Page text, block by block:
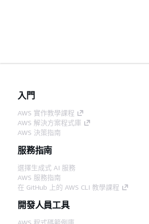
入門
AWS 實作教學課程
AWS 解決方案程式庫
AWS 決策指南
服務指南
選擇生成式 AI 服務
AWS 服務指南
在 GitHub 上的 AWS CLI 教學課程
開發人員工具
AWS 程式碼範例庫